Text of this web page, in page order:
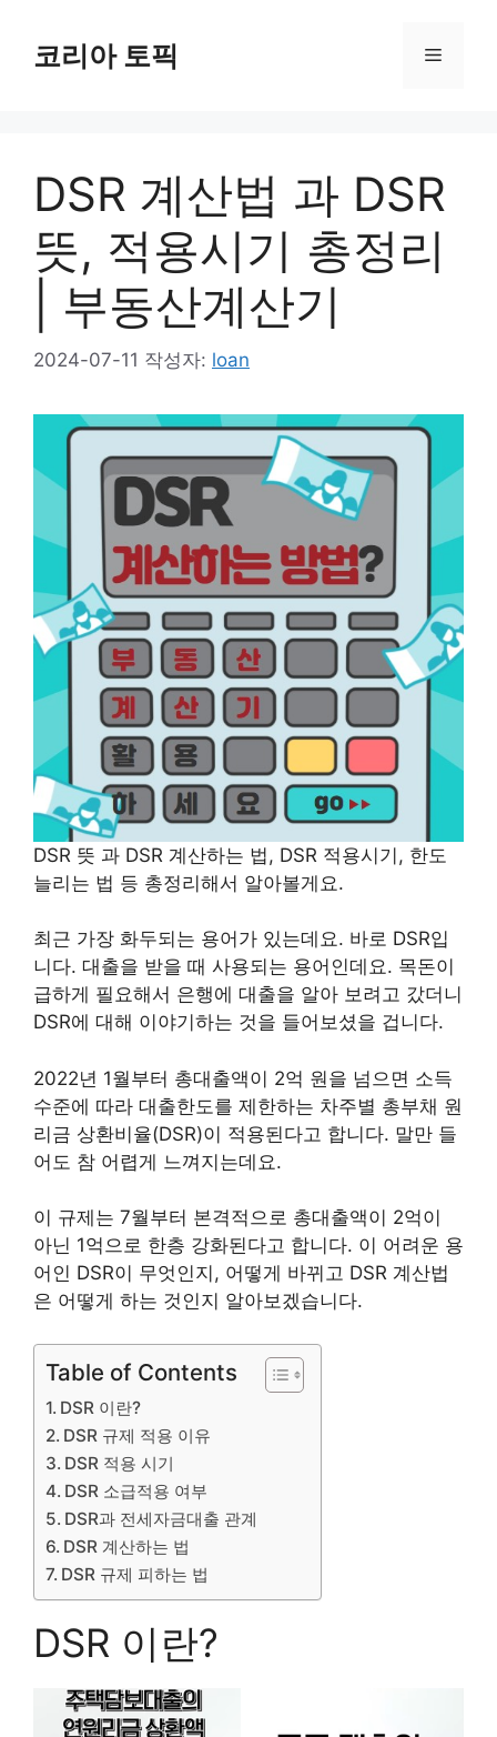
코리아 토픽 메
DSR 계산법 과 DSR
뜻, 적용시기 총정리
| 부동산계산기
2024-07-11 작성자: loan
DSR 뜻 과 DSR 계산하는 법, DSR 적용시기, 한도
늘리는 법 등 총정리해서 알아볼게요.
최근 가장 화두되는 용어가 있는데요. 바로 DSR입
니다. 대출을 받을 때 사용되는 용어인데요. 목돈이
급하게 필요해서 은행에 대출을 알아 보려고 갔더니
DSR에 대해 이야기하는 것을 들어보셨을 겁니다.
2022년 1월부터 총대출액이 2억 원을 넘으면 소득
수준에 따라 대출한도를 제한하는 차주별 총부채 원
리금 상환비율(DSR)이 적용된다고 합니다. 말만 들
어도 참 어렵게 느껴지는데요.
이 규제는 7월부터 본격적으로 총대출액이 2억이
아닌 1억으로 한층 강화된다고 합니다. 이 어려운 용
어인 DSR이 무엇인지, 어떻게 바뀌고 DSR 계산법
은 어떻게 하는 것인지 알아보겠습니다.
Table of Contents
DSR 이란?
DSR 규제 적용 이유
DSR 적용 시기
DSR 소급적용 여부
DSR과 전세자금대출 관계
DSR 계산하는 법
DSR 규제 피하는 법
DSR 이란?